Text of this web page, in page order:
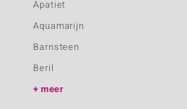
Apatiet
Aquamarijn
Barnsteen
Beril
meer